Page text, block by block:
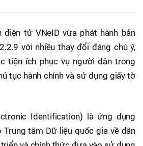
điện tử VNeID vừa phát hành bản
với nhiều thay đổi đáng chú ý,
tiện ích phục vụ người dân trong
tục hành chính và sử dụng giấy tờ
Identification) là ứng dụng
tâm Dữ liệu quốc gia về dân